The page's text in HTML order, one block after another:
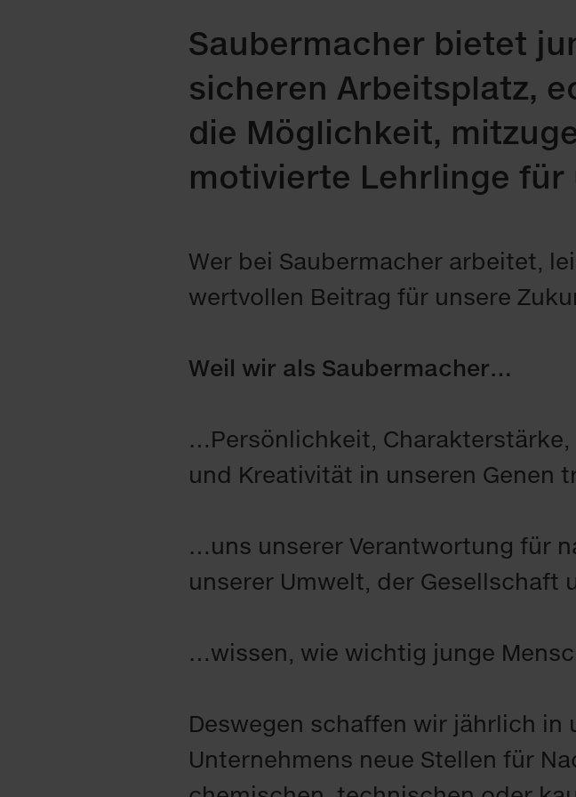
Saubermacher bietet
sicheren Arbeitsplatz,
die Möglichkeit,
motivierte Lehrlinge für
Wer bei Saubermacher arbeitet,
wertvollen Beitrag für unsere
Weil wir als Saubermacher…
…Persönlichkeit,
und Kreativität in unseren Genen
…uns unserer Verantwortung für
unserer Umwelt, der Gesellschaft
…wissen, wie wichtig junge
Deswegen schaffen wir jährlich
Unternehmens neue Stellen für